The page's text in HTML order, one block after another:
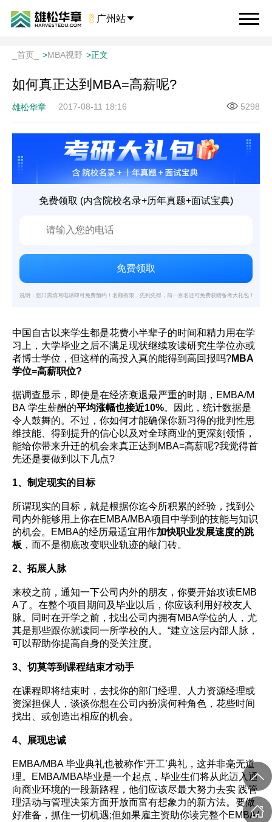
 广州站
_首页_ >MBA视野 >正文
如何真正达到MBA=高薪呢?
雄松华章 2017-08-11 18:16 5298
免费领取 (内含院校名录+历年真题+面试宝典)
说明：您只需填写电话即可免费预约！名额有限，先到先得，前一百名还可免费获赠备考大礼包！
中国自古以来学生都是花费小半辈子的时间和精力用在学
习上，大学毕业之后不满足现状继续攻读研究生学位亦或
者博士学位，但这样的高投入真的能得到高回报吗?MBA
学位=高薪职位?
据调查显示，即使是在经济衰退最严重的时期，EMBA/M
BA 学生薪酬的平均涨幅也接近10%。因此，统计数据是
令人鼓舞的。不过，你如何才能确保你新习得的批判性思
维技能、得到提升的信心以及对全球商业的更深刻领悟，
能给你带来升迁的机会来真正达到MBA=高薪呢?我觉得首
先还是要做到以下几点?
1、制定现实的目标
所谓现实的目标，就是根据你迄今所积累的经验，找到公
司内外能够用上你在EMBA/MBA项目中学到的技能与知识
的机会。EMBA的经历最适宜用作加快职业发展速度的跳
板 ，而不是彻底改变职业轨迹的敲门砖。
2、拓展人脉
来校之前，通知一下公司内外的朋友，你要开始攻读EMB
A了。在整个项目期间及毕业以后，你应该利用好校友人
脉。同时在开学之前，找出公司内拥有MBA学位的人，尤
其是那些跟你就读同一所学校的人。“建立这层内部人脉，
可以帮助你提高自身的受关注度。
3、切莫等到课程结束才动手
在课程即将结束时，去找你的部门经理、人力资源经理或
资深担保人，谈谈你想在公司内扮演何种角色，花些时间
找出、或创造出相应的机会。
4、展现忠诚
EMBA/MBA 毕业典礼也被称作‘开工’典礼，这并非毫无道
理。EMBA/MBA毕业是一个起点，毕业生们将从此迈入通
向商业环境的一段新路程，他们应该尽最大努力去实 践管
理活动与管理决策方面开放而富有想象力的新方法。要做
好准备，抓住一切机遇;但如果雇主资助你读完整个EMBA/